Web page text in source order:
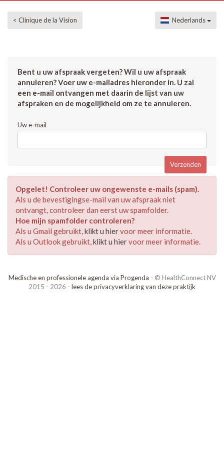
< Clinique de la Vision Nederlands
Bent u uw afspraak vergeten? Wil u uw afspraak
annuleren? Voer uw e-mailadres hieronder in. U zal
een e-mail ontvangen met daarin de lijst van uw
afspraken en de mogelijkheid om ze te annuleren.
Uw e-mail
Opgelet! Controleer uw ongewenste e-mails (spam).
Als u de bevestigingse-mail van uw afspraak niet
ontvangt, controleer dan eerst uw spamfolder.
Hoe mijn spamfolder controleren?
Als u Gmail gebruikt,klikt u hiervoor meer informatie.
Als u Outlook gebruikt,klikt u hiervoor meer informatie.
Medische en professionele agenda via Progenda - © HealthConnect NV
2015 - 2026 - lees de privacyverklaring van deze praktijk